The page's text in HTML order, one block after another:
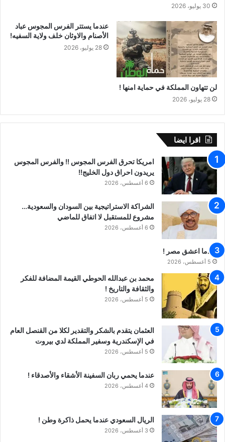
30 يوليو، 2026
لن تتهاون المملكة في حماية امنها !
28 يوليو، 2026
عندما يستتر الفرس المجوس عباد
الأصنام والاوثان خلف ولاية السفيه!
28 يوليو، 2026
اقرا ايضا
امريكا تحرق الفرس المجوس !! والفرس المجوس
يريدون احراق دول الخليج!!
6 أغسطس، 2026
الشراكة الاستراتيجية بين السودان والسعودية…
مشروع للمستقبل لا اتفاق للماضي
6 أغسطس، 2026
عندما اعشق مصر !
5 أغسطس، 2026
محمد بن عبدالله الحوطي القيمة المضافة للفكر
والثقافة والتاريخ !
5 أغسطس، 2026
العثمان يتقدم بالشكر والتقدير لكلا من القنصل العام
في الإسكندرية وسفير المملكة لدي بيروت
5 أغسطس، 2026
عندما يحمي ربان السفينة الأشقاء والأصدقاء !
4 أغسطس، 2026
الريال السعودي عندما يحمل ذاكرة وطن !
3 أغسطس، 2026